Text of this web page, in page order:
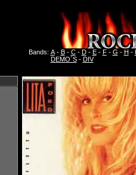
Bands: A- B- C- D- E- F- G - H - I
DEMO´S- DIV